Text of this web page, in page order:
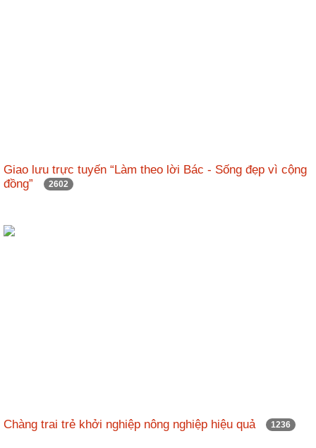
Giao lưu trực tuyến “Làm theo lời Bác - Sống đẹp vì cộng
đồng”
2602
Chàng trai trẻ khởi nghiệp nông nghiệp hiệu quả 1236